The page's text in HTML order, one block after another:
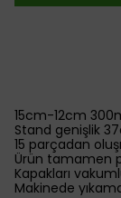
15cm-12cm
Stand genişlik
15 parçadan
Ürün tamamen
Kapakları
Makinede